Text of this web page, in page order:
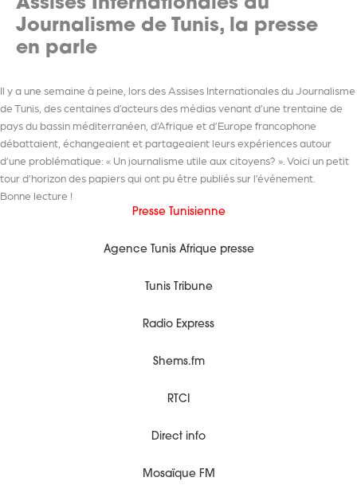
Journalisme de Tunis, la presse
en parle
Il y a une semaine à peine, lors des Assises Internationales du Journalisme
de Tunis, des centaines d’acteurs des médias venant d’une trentaine de
pays du bassin méditerranéen, d’Afrique et d’Europe francophone
débattaient, échangeaient et partageaient leurs expériences autour
d’une problématique: « Un journalisme utile aux citoyens? ». Voici un petit
tour d’horizon des papiers qui ont pu être publiés sur l’événement.
Bonne lecture !
Presse Tunisienne
Agence Tunis Afrique presse
Tunis Tribune
Radio Express
Shems.fm
RTCI
Direct info
Mosaïque FM